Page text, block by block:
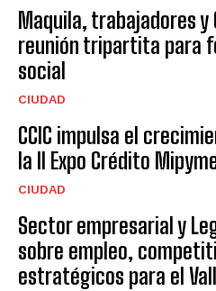
Maquila, trabajadores y
reunión tripartita para
social
CIUDAD
CCIC impulsa el
la II Expo Crédito
CIUDAD
Sector empresarial y
sobre empleo,
estratégicos para el